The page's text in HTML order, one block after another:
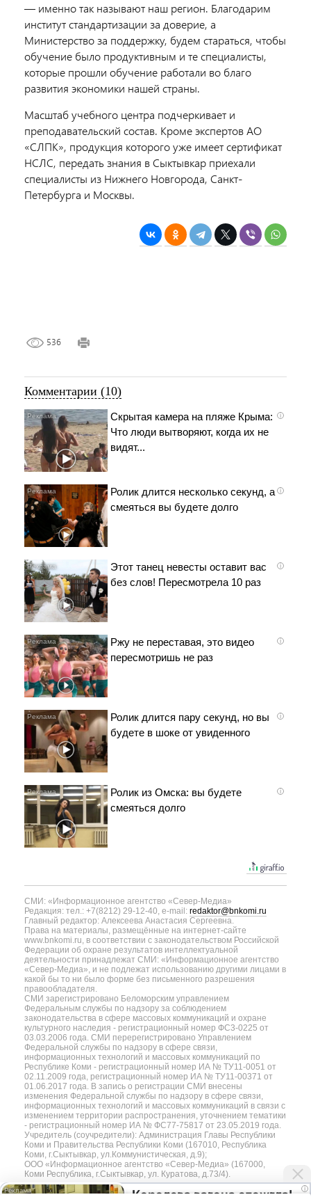
— именно так называют наш регион. Благодарим
институт стандартизации за доверие, а
Министерство за поддержку, будем стараться, чтобы
обучение было продуктивным и те специалисты,
которые прошли обучение работали во благо
развития экономики нашей страны.
Масштаб учебного центра подчеркивает и
преподавательский состав. Кроме экспертов АО
«СЛПК», продукция которого уже имеет сертификат
НСЛС, передать знания в Сыктывкар приехали
специалисты из Нижнего Новгорода, Санкт-
Петербурга и Москвы.
536
Комментарии (10)
i
Скрытая камера на пляже Крыма:
Что люди вытворяют, когда их не
видят...
i
Ролик длится несколько секунд, а
смеяться вы будете долго
i
Этот танец невесты оставит вас
без слов! Пересмотрела 10 раз
i
Ржу не переставая, это видео
пересмотришь не раз
i
Ролик длится пару секунд, но вы
будете в шоке от увиденного
i
Ролик из Омска: вы будете
смеяться долго
СМИ: «Информационное агентство «Север-Медиа»
Редакция: тел.: +7(8212) 29-12-40, e-mail: redaktor@bnkomi.ru
Главный редактор: Алексеева Анастасия Сергеевна.
Права на материалы, размещённые на интернет-сайте
www.bnkomi.ru, в соответствии с законодательством Российской
Федерации об охране результатов интеллектуальной
деятельности принадлежат СМИ: «Информационное агентство
«Север-Медиа», и не подлежат использованию другими лицами в
какой бы то ни было форме без письменного разрешения
правообладателя.
СМИ зарегистрировано Беломорским управлением
Федеральным службы по надзору за соблюдением
законодательства в сфере массовых коммуникаций и охране
культурного наследия - регистрационный номер ФС3-0225 от
03.03.2006 года. СМИ перерегистрировано Управлением
Федеральной службы по надзору в сфере связи,
информационных технологий и массовых коммуникаций по
Республике Коми - регистрационный номер ИА № ТУ11-0051 от
02.11.2009 года, регистрационный номер ИА № ТУ11-00371 от
01.06.2017 года. В запись о регистрации СМИ внесены
изменения Федеральной службы по надзору в сфере связи,
информационных технологий и массовых коммуникаций в связи с
изменением территории распространения, уточнением тематики
- регистрационный номер ИА № ФС77-75817 от 23.05.2019 года.
Учредитель (соучредители): Администрация Главы Республики
Коми и Правительства Республики Коми (167010, Республика
Коми, г.Сыктывкар, ул.Коммунистическая, д.9);
ООО «Информационное агентство «Север-Медиа» (167000,
Коми Республика, г.Сыктывкар, ул. Куратова, д.73/4).
Разработка сайта — web-студия «Цифровой Век»
i